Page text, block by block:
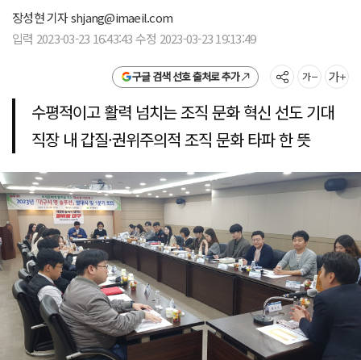
장성현 기자shjang@imaeil.com
입력 2023-03-23 16:43:43 수정 2023-03-23 19:13:49
구글 검색 선호 출처로 추가
수평적이고 활력 넘치는 조직 문화 혁신 선도 기대
직장 내 갑질·권위주의적 조직 문화 타파 한 뜻